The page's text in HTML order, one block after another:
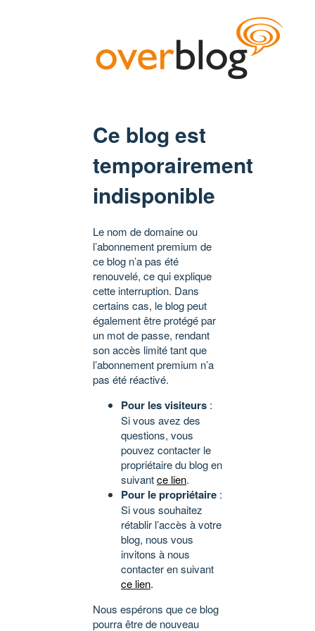
Ce blog est
temporairement
indisponible
Le nom de domaine ou
l’abonnement premium de
ce blog n’a pas été
renouvelé, ce qui explique
cette interruption. Dans
certains cas, le blog peut
également être protégé par
un mot de passe, rendant
son accès limité tant que
l’abonnement premium n’a
pas été réactivé.
Pour les visiteurs :
Si vous avez des
questions, vous
pouvez contacter le
propriétaire du blog en
suivantce lien.
Pour le propriétaire :
Si vous souhaitez
rétablir l’accès à votre
blog, nous vous
invitons à nous
contacter en suivant
ce lien.
Nous espérons que ce blog
pourra être de nouveau